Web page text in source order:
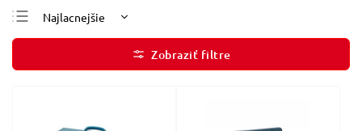
Najlacnejšie
Najdrahšie
Najpredávanejšie